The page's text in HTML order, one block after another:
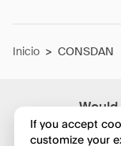
Inicio > CONSDAN
If you accept
customize your